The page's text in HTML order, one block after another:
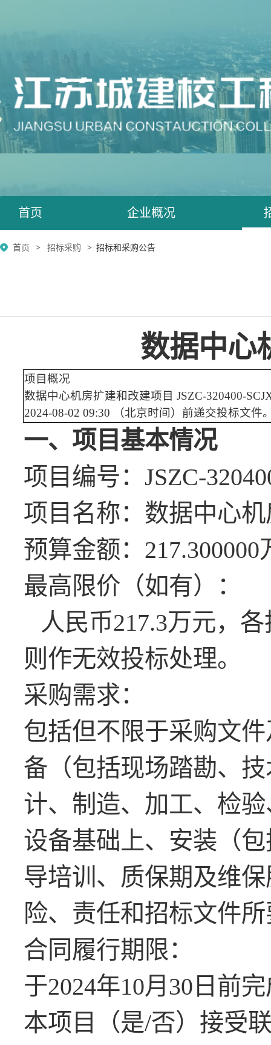
首页 企业概况
首页 招标采购 招标和采购公告
数据中心
项目概况
数据中心机房扩建和改建项目 JSZC-320400-
2024-08-02 09:30 （北京时间）前递交投标文件
一、项目基本情况
项目编号： JSZC-
项目名称：数据中心
预算金额：
最高限价（如有）：
人民币217.3万元，
则作无效投标处理。
采购需求：
包括但不限于采购文
备（包括现场踏勘、
计、制造、加工、检
设备基础上、安装（
导培训、质保期及维
险、责任和招标文件
合同履行期限：
于2024年10月 30 日前
本项目（是/否）接受